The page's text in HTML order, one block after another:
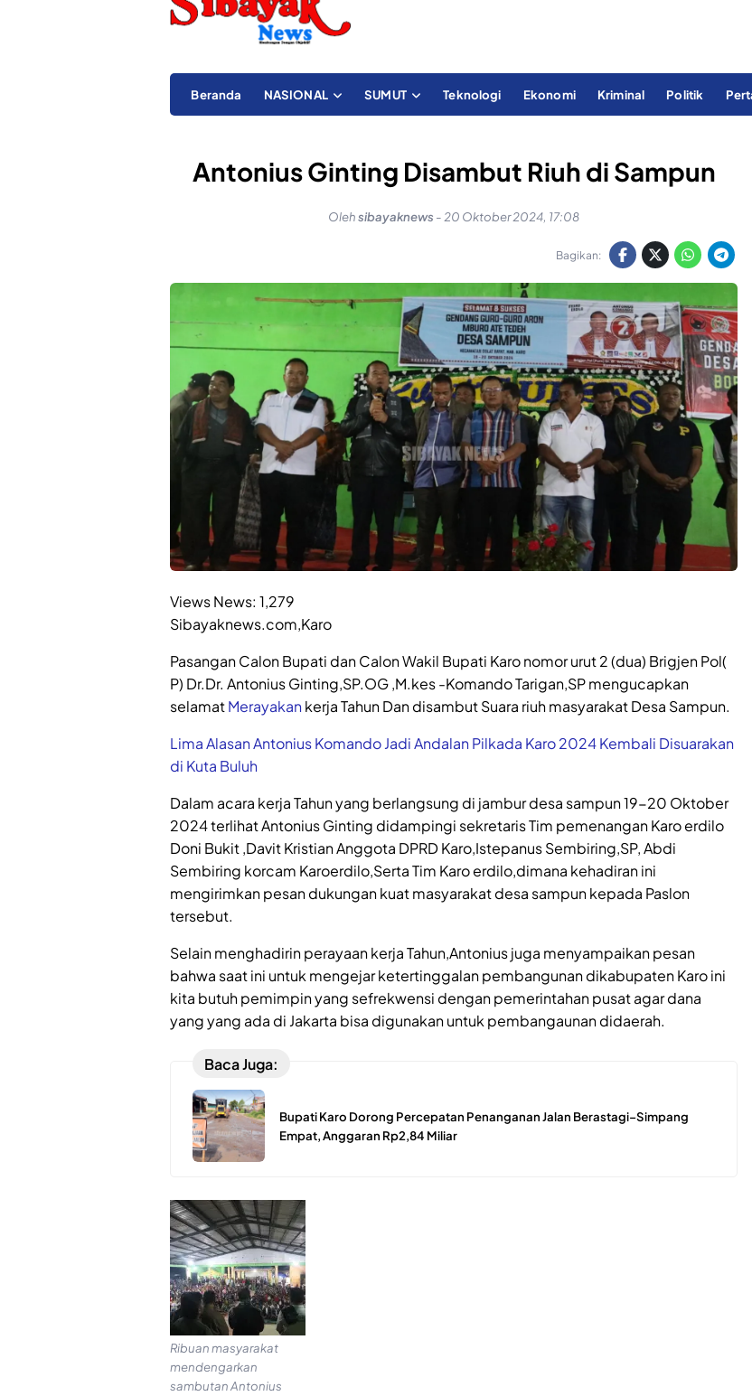
Beranda NASIONAL SUMUT Teknologi Ekonomi Kriminal Politik
Antonius Ginting Disambut Riuh di Sampun
Olehsibayaknews - 20 Oktober 2024, 17:08
Bagikan:
Views News: 1,279
Sibayaknews.com,Karo
Pasangan Calon Bupati dan Calon Wakil Bupati Karo nomor urut 2 (dua) Brigjen Pol(
P) Dr.Dr. Antonius Ginting,SP.OG ,M.kes -Komando Tarigan,SP mengucapkan
selamatMerayakankerja Tahun Dan disambut Suara riuh masyarakat Desa Sampun.
Lima Alasan Antonius Komando Jadi Andalan Pilkada Karo 2024 Kembali Disuarakan
di Kuta Buluh
Dalam acara kerja Tahun yang berlangsung di jambur desa sampun 19-20 Oktober
2024 terlihat Antonius Ginting didampingi sekretaris Tim pemenangan Karo erdilo
Doni Bukit ,Davit Kristian Anggota DPRD Karo,Istepanus Sembiring,SP, Abdi
Sembiring korcam Karoerdilo,Serta Tim Karo erdilo,dimana kehadiran ini
mengirimkan pesan dukungan kuat masyarakat desa sampun kepada Paslon
tersebut.
Selain menghadirin perayaan kerja Tahun,Antonius juga menyampaikan pesan
bahwa saat ini untuk mengejar ketertinggalan pembangunan dikabupaten Karo ini
kita butuh pemimpin yang sefrekwensi dengan pemerintahan pusat agar dana
yang yang ada di Jakarta bisa digunakan untuk pembangaunan didaerah.
Baca Juga:
Bupati Karo Dorong Percepatan Penanganan Jalan Berastagi–Simpang
Empat, Anggaran Rp2,84 Miliar
Ribuan masyarakat
mendengarkan
sambutan Antonius